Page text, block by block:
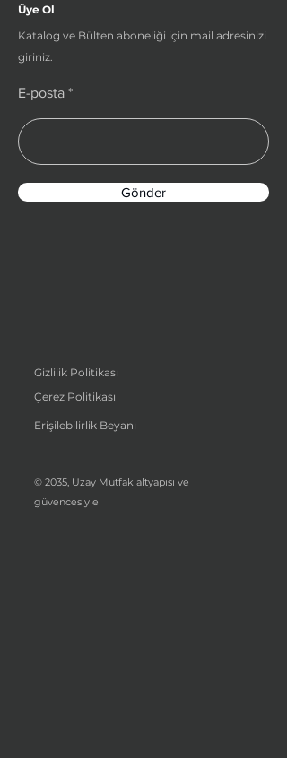
Üye Ol
Katalog ve Bülten aboneliği için mail adresinizi
giriniz.
E-posta
Gönder
Gizlilik Politikası
Çerez Politikası
Erişilebilirlik Beyanı
© 2035, Uzay Mutfak altyapısı ve
güvencesiyle